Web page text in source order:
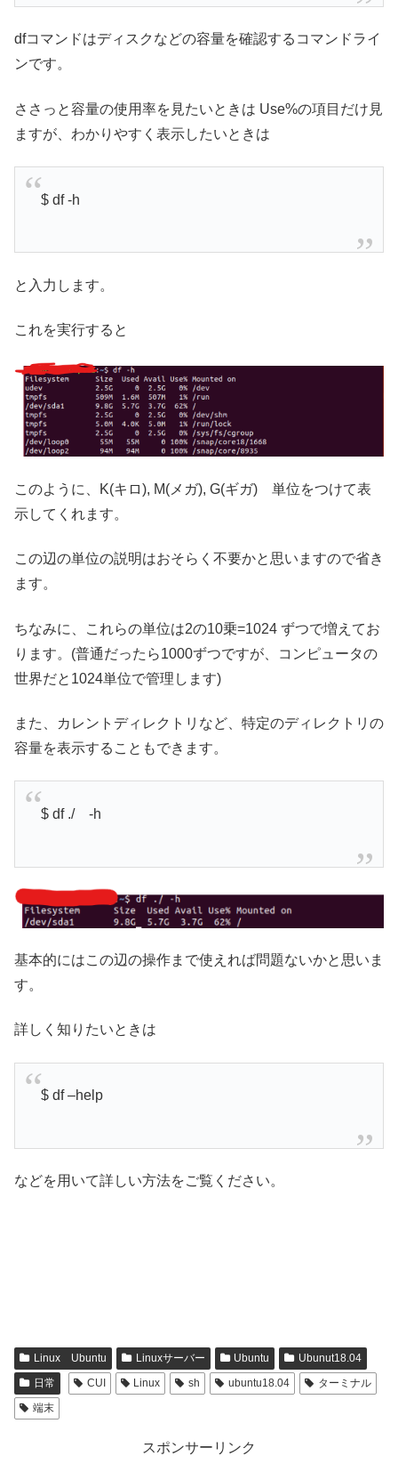
dfコマンドはディスクなどの容量を確認するコマンドライ
ンです。
ささっと容量の使用率を見たいときは Use%の項目だけ見
ますが、わかりやすく表示したいときは
$ df -h
と入力します。
これを実行すると
このように、K(キロ), M(メガ), G(ギガ) 単位をつけて表
示してくれます。
この辺の単位の説明はおそらく不要かと思いますので省き
ます。
ちなみに、これらの単位は2の10乗=1024 ずつで増えてお
ります。(普通だったら1000ずつですが、コンピュータの
世界だと1024単位で管理します)
また、カレントディレクトリなど、特定のディレクトリの
容量を表示することもできます。
$ df ./ -h
基本的にはこの辺の操作まで使えれば問題ないかと思いま
す。
詳しく知りたいときは
$ df –help
などを用いて詳しい方法をご覧ください。
Linux Ubuntu Linuxサーバー Ubuntu
Ubunut18.04
日常
CUI Linux sh ubuntu18.04
ターミナル
端末
スポンサーリンク